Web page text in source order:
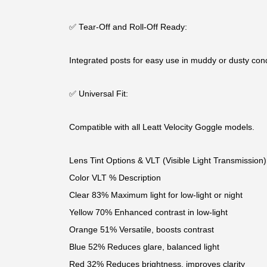
✅ Tear-Off and Roll-Off Ready:
Integrated posts for easy use in muddy or dusty
✅ Universal Fit:
Compatible with all Leatt Velocity Goggle models.
Lens Tint Options & VLT (Visible Light
Color VLT % Description
Clear 83% Maximum light for low-light or night
Yellow 70% Enhanced contrast in low-light
Orange 51% Versatile, boosts contrast
Blue 52% Reduces glare, balanced light
Red 32% Reduces brightness, improves clarity